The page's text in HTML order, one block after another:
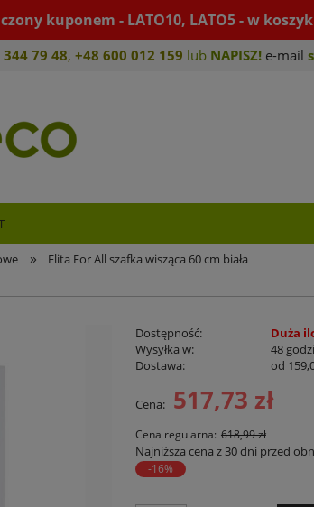
kuponem - LATO10, LATO5 - w
344 79 48, +48 600 012 159 lub NAPISZ! e-mail
» Elita For All szafka wisząca 60 cm biała
Dostępność:
Duża
Wysyłka w:
48
Dostawa:
od
Cena nie zawiera
Cena: 517,73 zł
Cena regularna: 618,99 zł
Najniższa cena z 30 dni przed
-16%